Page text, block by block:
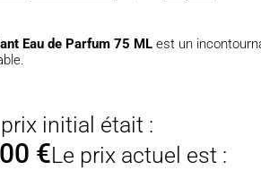
Eau de Parfum 75 ML est un
initial était :
€Le prix actuel est :